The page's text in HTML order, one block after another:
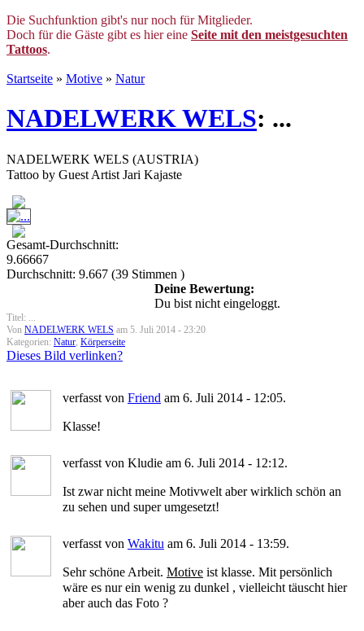
Die Suchfunktion gibt's nur noch für Mitglieder.
Doch für die Gäste gibt es hier eine Seite mit den meistgesuchten
Tattoos.
Startseite » Motive » Natur
NADELWERK WELS: ...
NADELWERK WELS (AUSTRIA)
Tattoo by Guest Artist Jari Kajaste
Gesamt-Durchschnitt:
9.66667
Durchschnitt: 9.667 (39 Stimmen )
Deine Bewertung:
Du bist nicht eingeloggt.
Titel: ...
Von NADELWERK WELS am 5. Juli 2014 - 23:20
Kategorien: Natur, Körperseite
Dieses Bild verlinken?
verfasst von Friend am 6. Juli 2014 - 12:05.
Klasse!
verfasst von Kludie am 6. Juli 2014 - 12:12.
Ist zwar nicht meine Motivwelt aber wirklich schön an
zu sehen und super umgesetzt!
verfasst von Wakitu am 6. Juli 2014 - 13:59.
Sehr schöne Arbeit. Motive ist klasse. Mit persönlich
wäre es nur ein wenig zu dunkel , vielleicht täuscht hier
aber auch das Foto ?